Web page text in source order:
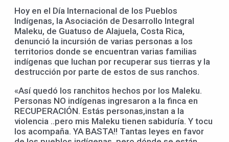
Hoy en el Día Internacional de los Pueblos
Indígenas, la Asociación de Desarrollo Integral
Maleku, de Guatuso de Alajuela, Costa Rica,
denunció la incursión de varias personas a los
territorios donde se encuentran varias familias
indígenas que luchan por recuperar sus tierras y la
destrucción por parte de estos de sus ranchos.
«Así quedó los ranchitos hechos por los Maleku.
Personas NO indígenas ingresaron a la finca en
RECUPERACIÓN. Estás personas,instan a la
violencia ..pero mis Maleku tienen sabiduría. Y tocu
los acompaña. YA BASTA!! Tantas leyes en favor